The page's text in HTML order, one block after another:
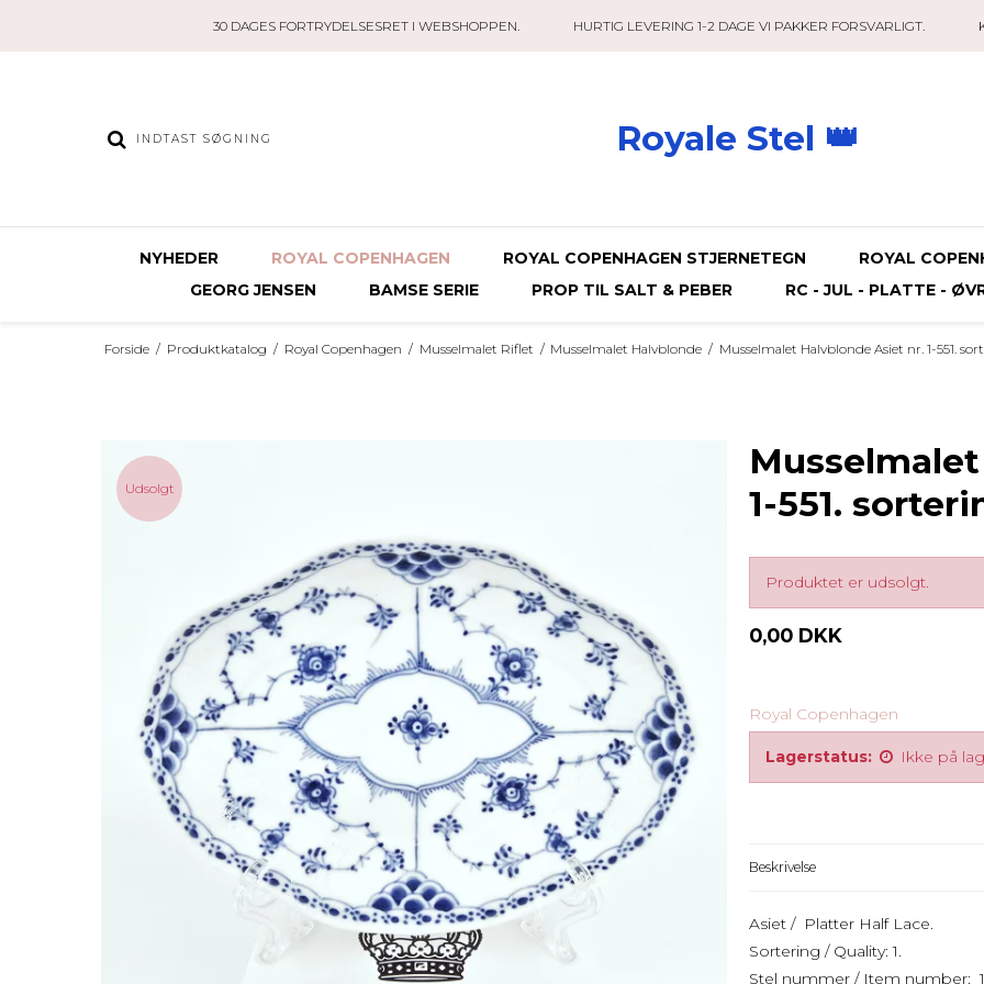
30 DAGES FORTRYDELSESRET I WEBSHOPPEN. HURTIG LEVERING 1-2 DAGE VI PAKKER FORSVARLIGT.
Royale Stel 👑
NYHEDER ROYAL COPENHAGEN ROYAL COPENHAGEN STJERNETEGN ROYAL
GEORG JENSEN
BAMSE SERIE PROP TIL SALT & PEBER RC - JUL - PLATTE -
Forside / Produktkatalog / Royal Copenhagen / Musselmalet Riflet / Musselmalet Halvblonde / Musselmalet Halvblonde Asiet nr. 1-551.
Udsolgt
1-551.
Produktet er udsolgt.
0,00 DKK
Royal Copenhagen
Lagerstatus: Ikke på
Beskrivelse
Asiet / Platter Half Lace.
Sortering / Quality: 1.
Stel nummer / Item number: